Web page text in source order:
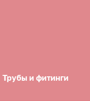
Трубы и фитинги